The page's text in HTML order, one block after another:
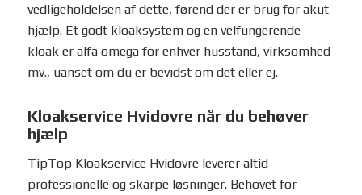
vedligeholdelsen af dette, førend der er brug for akut
hjælp. Et godt kloaksystem og en velfungerende
kloak er alfa omega for enhver husstand, virksomhed
mv., uanset om du er bevidst om det eller ej.
Kloakservice Hvidovre når du behøver
hjælp
TipTop Kloakservice Hvidovre leverer altid
professionelle og skarpe løsninger. Behovet for